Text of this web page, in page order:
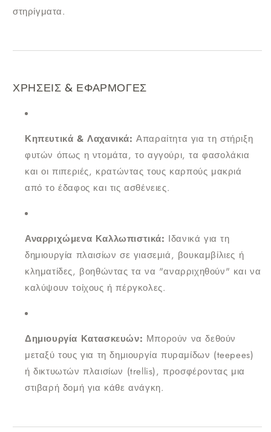
στηρίγματα.
ΧΡΗΣΕΙΣ & ΕΦΑΡΜΟΓΕΣ
Κηπευτικά & Λαχανικά: Απαραίτητα για τη στήριξη
φυτών όπως η ντομάτα, το αγγούρι, τα φασολάκια
και οι πιπεριές, κρατώντας τους καρπούς μακριά
από το έδαφος και τις ασθένειες.
Αναρριχώμενα Καλλωπιστικά: Ιδανικά για τη
δημιουργία πλαισίων σε γιασεμιά, βουκαμβίλιες ή
κληματίδες, βοηθώντας τα να "αναρριχηθούν" και να
καλύψουν τοίχους ή πέργκολες.
Δημιουργία Κατασκευών: Μπορούν να δεθούν
μεταξύ τους για τη δημιουργία πυραμίδων (teepees)
ή δικτυωτών πλαισίων (trellis), προσφέροντας μια
στιβαρή δομή για κάθε ανάγκη.